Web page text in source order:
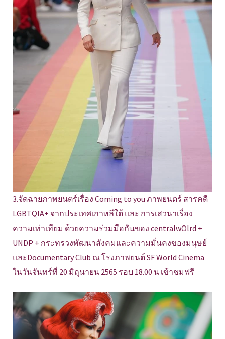
3.จัดฉายภาพยนตร์เรื่อง Coming to you ภาพยนตร์ สารคดี
LGBTQIA+ จากประเทศเกาหลีใต้ และ การเสวนาเรื่อง
ความเท่าเทียม ด้วยความร่วมมือกันของ centralwOlrd +
UNDP + กระทรวงพัฒนาสังคมและความมั่นคงของมนุษย์
และDocumentary Club ณ โรงภาพยนต์ SF World Cinema
ในวันจันทร์ที่ 20 มิถุนายน 2565 รอบ 18.00 น เข้าชมฟรี